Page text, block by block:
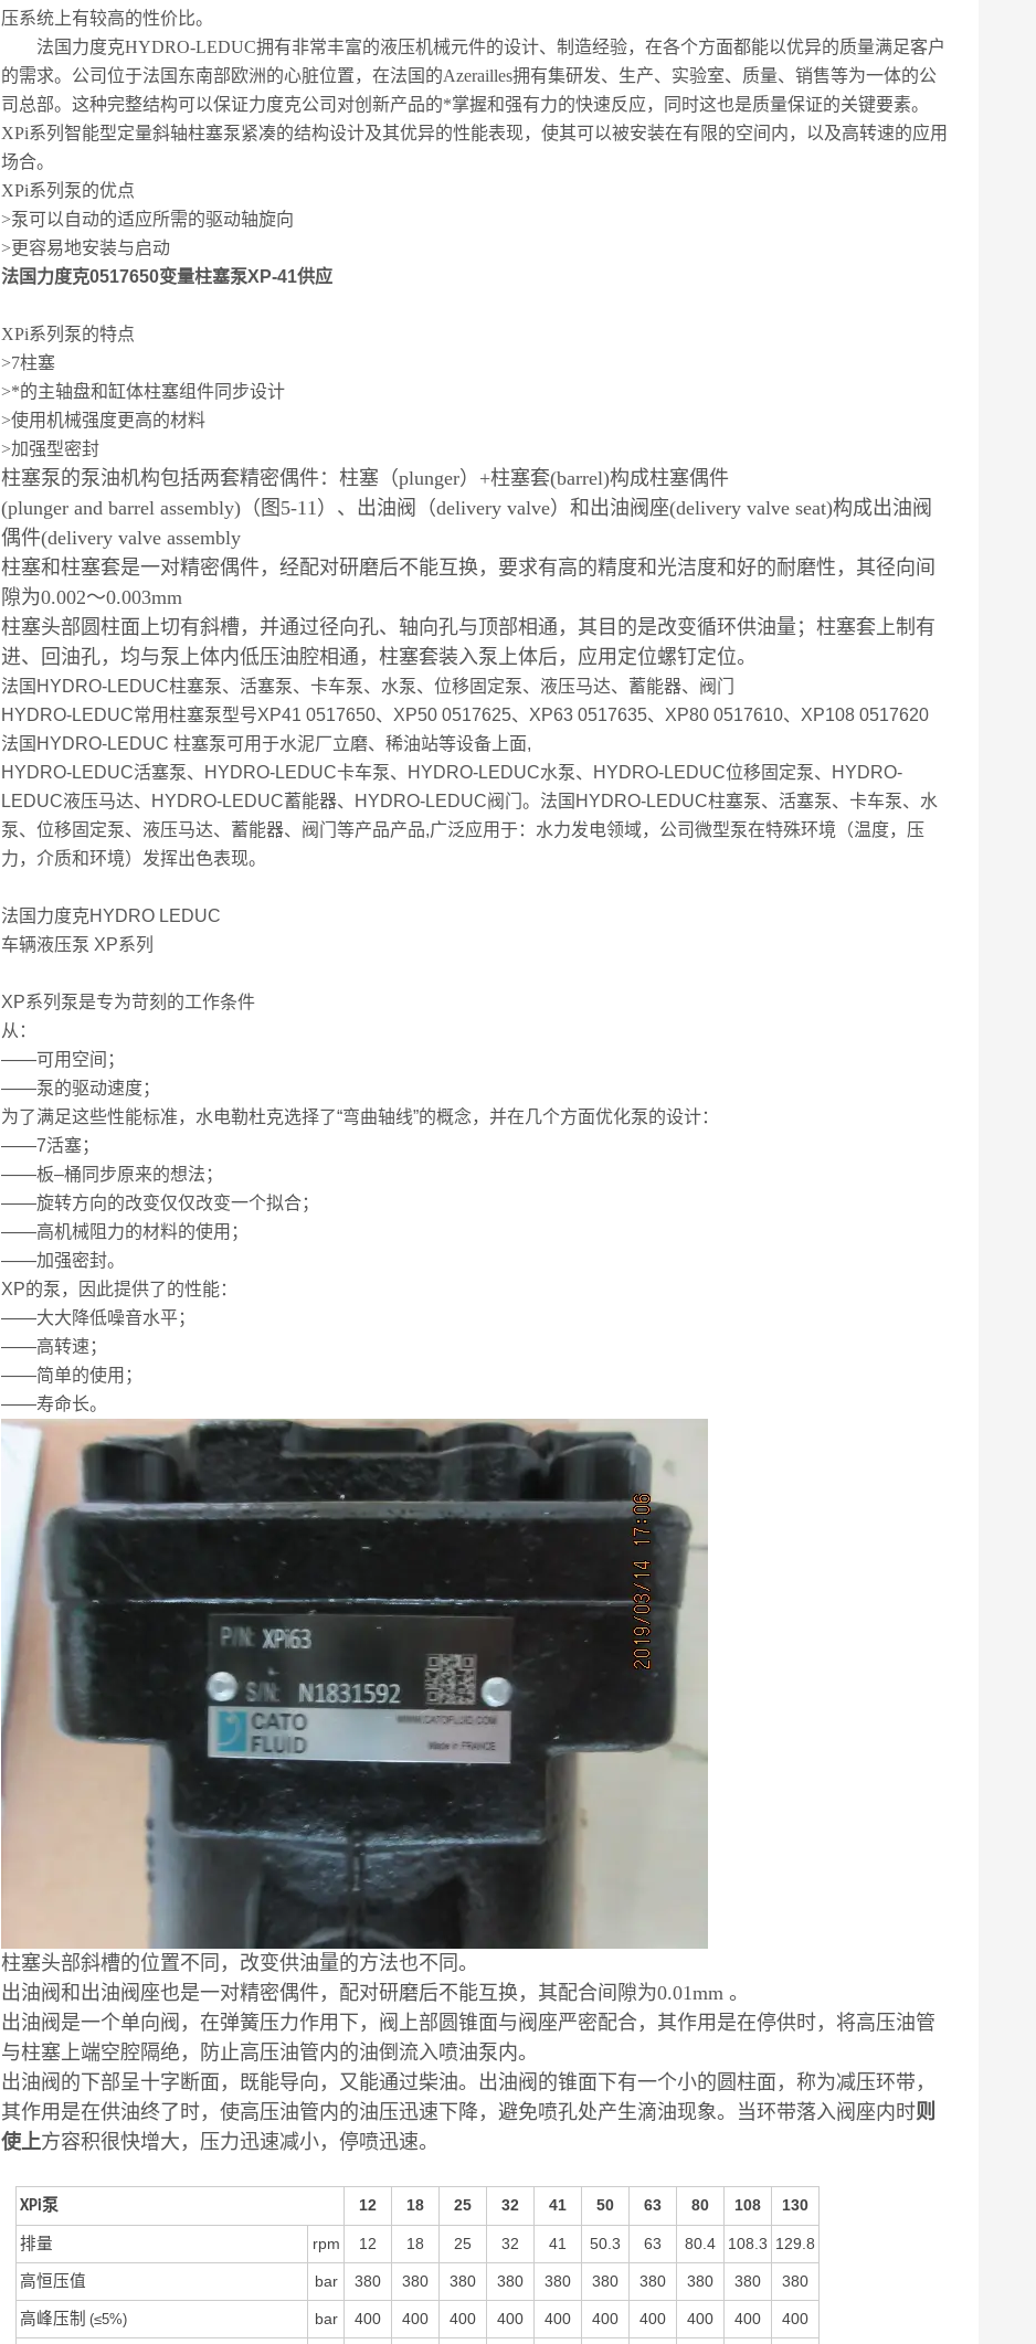
压系统上有较高的性价比。
法国力度克HYDRO-LEDUC拥有非常丰富的液压机械元件的设计、制造经验，在各个方面都能以优异的质量满足客户
的需求。公司位于法国东南部欧洲的心脏位置，在法国的Azerailles拥有集研发、生产、实验室、质量、销售等为一体的公
司总部。这种完整结构可以保证力度克公司对创新产品的*掌握和强有力的快速反应，同时这也是质量保证的关键要素。
XPi系列智能型定量斜轴柱塞泵紧凑的结构设计及其优异的性能表现，使其可以被安装在有限的空间内，以及高转速的应用
场合。
XPi系列泵的优点
>泵可以自动的适应所需的驱动轴旋向
>更容易地安装与启动
法国力度克0517650变量柱塞泵XP-41供应
XPi系列泵的特点
>7柱塞
>*的主轴盘和缸体柱塞组件同步设计
>使用机械强度更高的材料
>加强型密封
柱塞泵的泵油机构包括两套精密偶件：柱塞（plunger）+柱塞套(barrel)构成柱塞偶件
(plunger and barrel assembly)（图5-11）、出油阀（delivery valve）和出油阀座(delivery valve seat)构成出油阀
偶件(delivery valve assembly
柱塞和柱塞套是一对精密偶件，经配对研磨后不能互换，要求有高的精度和光洁度和好的耐磨性，其径向间
隙为0.002～0.003mm
柱塞头部圆柱面上切有斜槽，并通过径向孔、轴向孔与顶部相通，其目的是改变循环供油量；柱塞套上制有
进、回油孔，均与泵上体内低压油腔相通，柱塞套装入泵上体后，应用定位螺钉定位。
法国HYDRO-LEDUC柱塞泵、活塞泵、卡车泵、水泵、位移固定泵、液压马达、蓄能器、阀门
HYDRO-LEDUC常用柱塞泵型号XP41 0517650、XP50 0517625、XP63 0517635、XP80 0517610、XP108 0517620
法国HYDRO-LEDUC 柱塞泵可用于水泥厂立磨、稀油站等设备上面,
HYDRO-LEDUC活塞泵、HYDRO-LEDUC卡车泵、HYDRO-LEDUC水泵、HYDRO-LEDUC位移固定泵、HYDRO-
LEDUC液压马达、HYDRO-LEDUC蓄能器、HYDRO-LEDUC阀门。法国HYDRO-LEDUC柱塞泵、活塞泵、卡车泵、水
泵、位移固定泵、液压马达、蓄能器、阀门等产品产品,广泛应用于：水力发电领域，公司微型泵在特殊环境（温度，压
力，介质和环境）发挥出色表现。
法国力度克HYDRO LEDUC
车辆液压泵 XP系列
XP系列泵是专为苛刻的工作条件
从：
——可用空间；
——泵的驱动速度；
为了满足这些性能标准，水电勒杜克选择了“弯曲轴线”的概念，并在几个方面优化泵的设计：
——7活塞；
——板–桶同步原来的想法；
——旋转方向的改变仅仅改变一个拟合；
——高机械阻力的材料的使用；
——加强密封。
XP的泵，因此提供了的性能：
——大大降低噪音水平；
——高转速；
——简单的使用；
——寿命长。
柱塞头部斜槽的位置不同，改变供油量的方法也不同。
出油阀和出油阀座也是一对精密偶件，配对研磨后不能互换，其配合间隙为0.01mm 。
出油阀是一个单向阀，在弹簧压力作用下，阀上部圆锥面与阀座严密配合，其作用是在停供时，将高压油管
与柱塞上端空腔隔绝，防止高压油管内的油倒流入喷油泵内。
出油阀的下部呈十字断面，既能导向，又能通过柴油。出油阀的锥面下有一个小的圆柱面，称为减压环带，
其作用是在供油终了时，使高压油管内的油压迅速下降，避免喷孔处产生滴油现象。当环带落入阀座内时则
使上方容积很快增大，压力迅速减小，停喷迅速。
XPi泵 12 18 25 32 41 50 63 80 108 130
排量 rpm 12 18 25 32 41 50.3 63 80.4 108.3 129.8
高恒压值 bar 380 380 380 380 380 380 380 380 380 380
高峰压制 (≤5%) bar 400 400 400 400 400 400 400 400 400 400